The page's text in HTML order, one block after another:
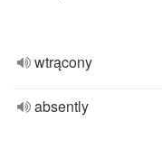
wtrącony
absently